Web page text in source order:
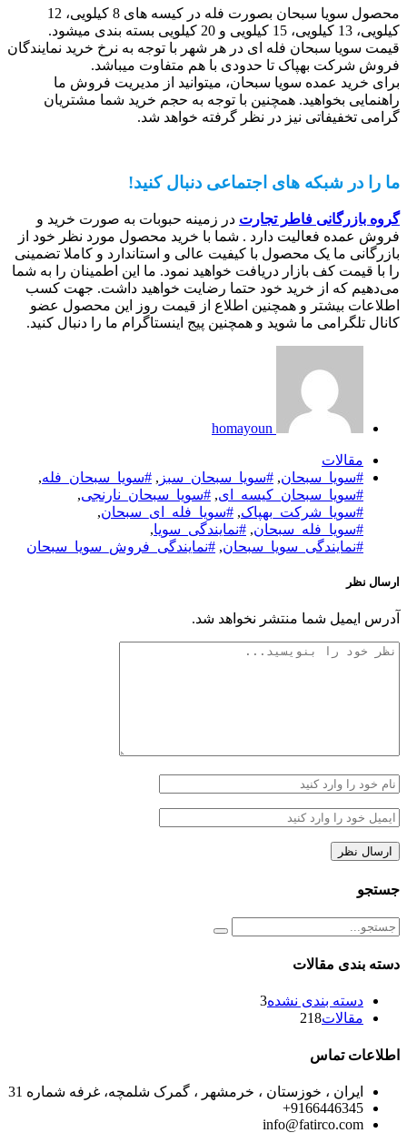
محصول سویا سبحان بصورت فله در کیسه های 8 کیلویی، 12
کیلویی، 13 کیلویی، 15 کیلویی و 20 کیلویی بسته بندی میشود.
قیمت سویا سبحان فله ای در هر شهر با توجه به نرخ خرید نمایندگان
فروش شرکت بهپاک تا حدودی با هم متفاوت میباشد.
برای خرید عمده سویا سبحان، میتوانید از مدیریت فروش ما
راهنمایی بخواهید. همچنین با توجه به حجم خرید شما مشتریان
گرامی تخفیفاتی نیز در نظر گرفته خواهد شد.
ما را در شبکه های اجتماعی دنبال کنید!
گروه بازرگانی فاطر تجارت در زمینه حبوبات به صورت خرید و
فروش عمده فعالیت دارد . شما با خرید محصول مورد نظر خود از
بازرگانی ما یک محصول با کیفیت عالی و استاندارد و کاملا تضمینی
را با قیمت کف بازار دریافت خواهید نمود. ما این اطمینان را به شما
می‌دهیم که از خرید خود حتما رضایت خواهید داشت. جهت کسب
اطلاعات بیشتر و همچنین اطلاع از قیمت روز این محصول عضو
کانال تلگرامی ما شوید و همچنین پیج اینستاگرام ما را دنبال کنید.
homayoun
مقالات
#سویا_سبحان, #سویا_سبحان_سبز , #سویا_سبحان_فله,
#سویا_سبحان_کیسه_ای, #سویا_سبحان_نارنجی,
#سویا_شرکت_بهپاک, #سویا_فله_ای_سبحان,
#سویا_فله_سبحان, #نمایندگی_سویا,
#نمایندگی_سویا_سبحان, #نمایندگی_فروش_سویا_سبحان
ارسال نظر
آدرس ایمیل شما منتشر نخواهد شد.
جستجو
دسته بندی مقالات
دسته بندی نشده3
مقالات218
اطلاعات تماس
ایران ، خوزستان ، خرمشهر ، گمرک شلمچه، غرفه شماره 31
9166446345+
info@fatirco.com